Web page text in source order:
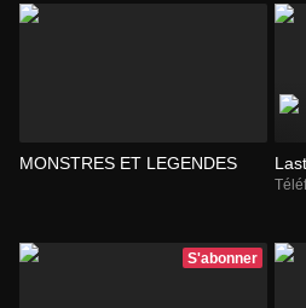
MONSTRES ET LEGENDES
S'abonner